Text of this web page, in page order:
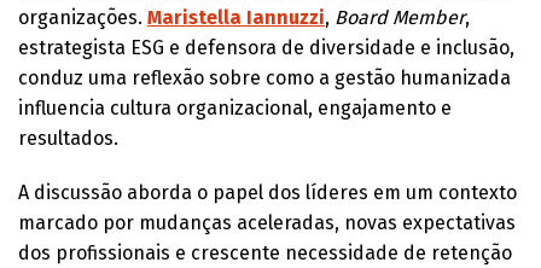
organizações. Maristella Iannuzzi, Board Member,
estrategista ESG e defensora de diversidade e inclusão,
conduz uma reflexão sobre como a gestão humanizada
influencia cultura organizacional, engajamento e
resultados.
A discussão aborda o papel dos líderes em um contexto
marcado por mudanças aceleradas, novas expectativas
dos profissionais e crescente necessidade de retenção